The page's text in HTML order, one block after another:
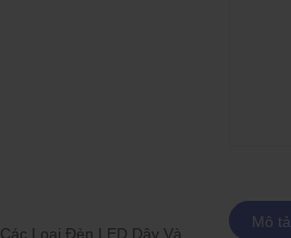
Mô tả
Các Loại Đèn LED Dây Và